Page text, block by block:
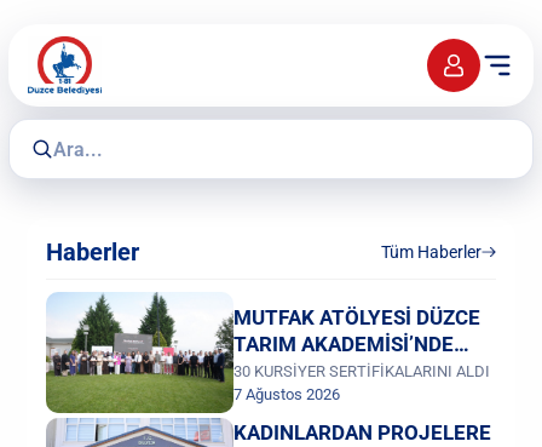
Haberler Tüm Haberler
MUTFAK ATÖLYESİ DÜZCE
TARIM AKADEMİSİ’NDE
KURULUYOR PROJESİ
TAMAMLANDI
30 KURSİYER SERTİFİKALARINI ALDI
7 Ağustos 2026
KADINLARDAN PROJELERE